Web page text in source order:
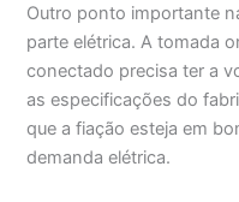
Outro ponto importante
parte elétrica. A tomada
conectado precisa ter a
as especificações do
que a fiação esteja em
demanda elétrica.